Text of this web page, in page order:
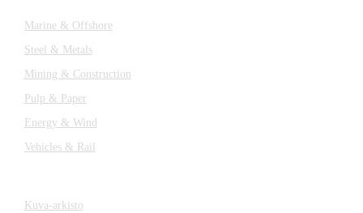
Marine & Offshore
Steel & Metals
Mining & Construction
Pulp & Paper
Energy & Wind
Vehicles & Rail
Kuva-arkisto